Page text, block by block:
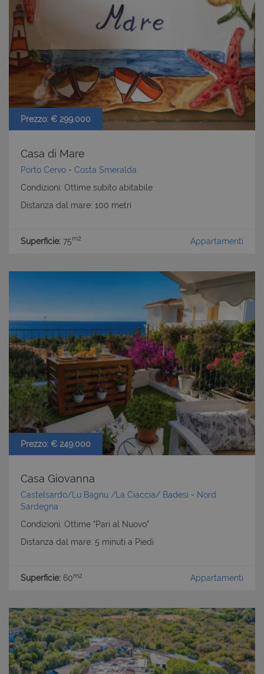
Prezzo: € 299.000
Casa di Mare
Porto Cervo - Costa Smeralda
Condizioni: Ottime subito abitabile
Distanza dal mare: 100 metri
Superficie: 75m2 Appartamenti
Prezzo: € 249.000
Casa Giovanna
Castelsardo/Lu Bagnu /La Ciaccia/ Badesi - Nord
Sardegna
Condizioni: Ottime "Pari al Nuovo"
Distanza dal mare: 5 minuti a Piedi
Superficie: 60m2 Appartamenti